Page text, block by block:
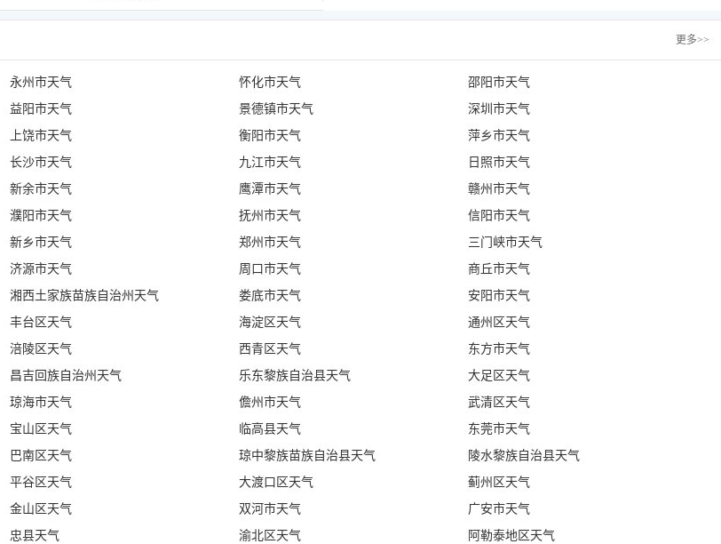
更多>>
永州市天气 怀化市天气
邵阳市天气
益阳市天气 景德镇市天气
深圳市天气
上饶市天气 衡阳市天气
萍乡市天气
长沙市天气 九江市天气
日照市天气
新余市天气 鹰潭市天气
赣州市天气
濮阳市天气 抚州市天气
信阳市天气
新乡市天气 郑州市天气
三门峡市天气
济源市天气 周口市天气
商丘市天气
湘西土家族苗族自治州天气 娄底市天气
安阳市天气
丰台区天气 海淀区天气
通州区天气
涪陵区天气 西青区天气
东方市天气
昌吉回族自治州天气 乐东黎族自治县天气
大足区天气
琼海市天气 儋州市天气
武清区天气
宝山区天气 临高县天气
东莞市天气
巴南区天气 琼中黎族苗族自治县天气
陵水黎族自治县天气
平谷区天气 大渡口区天气
蓟州区天气
金山区天气 双河市天气
广安市天气
忠县天气 渝北区天气 阿勒泰地区天气